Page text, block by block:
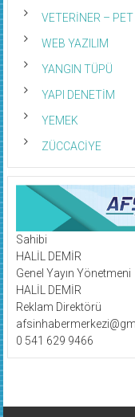
VETERİNER –
WEB YAZILIM
YANGIN TÜPÜ
YAPI DENETİM
YEMEK
ZÜCCACİYE
Sahibi
HALİL DEMİR
Genel Yayın Yönetmeni
HALİL DEMİR
Reklam Direktörü
0 541 629 9466